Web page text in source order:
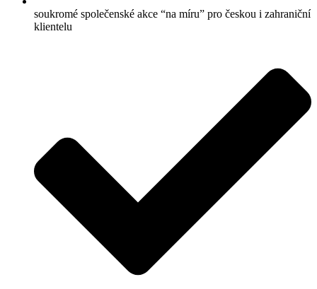
soukromé společenské akce “na míru” pro českou i zahraniční
klientelu